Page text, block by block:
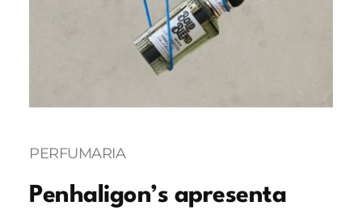
PERFUMARIA
Penhaligon’s apresenta